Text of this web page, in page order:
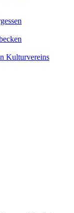
Kulturvereins